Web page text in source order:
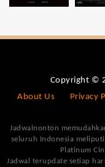
Copyright ©
About Us
Privacy
Jadwalnonton
seluruh Indonesia meliputi
Platinum
Jadwal terupdate setiap